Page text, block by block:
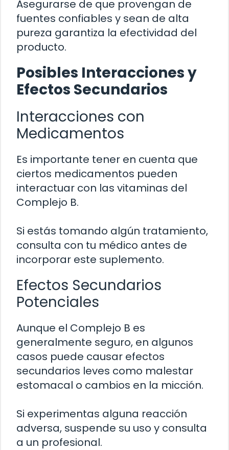
Asegurarse de que provengan de
fuentes confiables y sean de alta
pureza garantiza la efectividad del
producto.
Posibles Interacciones y
Efectos Secundarios
Interacciones con
Medicamentos
Es importante tener en cuenta que
ciertos medicamentos pueden
interactuar con las vitaminas del
Complejo B.
Si estás tomando algún tratamiento,
consulta con tu médico antes de
incorporar este suplemento.
Efectos Secundarios
Potenciales
Aunque el Complejo B es
generalmente seguro, en algunos
casos puede causar efectos
secundarios leves como malestar
estomacal o cambios en la micción.
Si experimentas alguna reacción
adversa, suspende su uso y consulta
a un profesional.